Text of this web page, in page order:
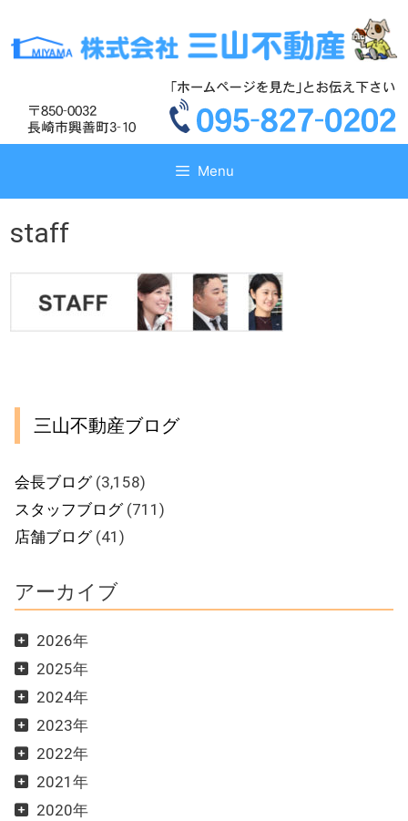
テ
ス
テ
ス
Menu
staff
三山不動産ブログ
会長ブログ(3,158)
スタッフブログ(711)
店舗ブログ(41)
アーカイブ
2026年
2025年
2024年
2023年
2022年
2021年
2020年